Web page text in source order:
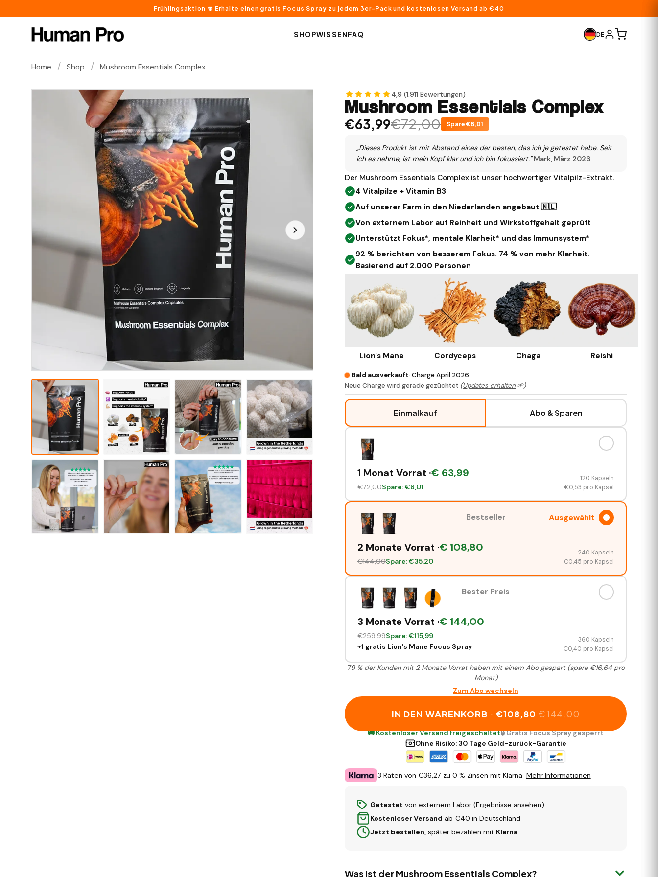
Frühlingsaktion 🍄 Erhalte einen gratis Focus Spray zu jedem 3er-Pack und kostenlosen Versand ab €40
SHOPWISSENFAQ DE
Home / Shop / Mushroom Essentials Complex
4,9 (1.911 Bewertungen)
Mushroom Essentials Complex
€63,99€72,00 Spare €8,01
„Dieses Produkt ist mit Abstand eines der besten, das ich je getestet habe. Seit
ich es nehme, ist mein Kopf klar und ich bin fokussiert."Mark, März 2026
Der Mushroom Essentials Complex ist unser hochwertiger Vitalpilz-Extrakt.
4 Vitalpilze + Vitamin B3
Auf unserer Farm in den Niederlanden angebaut 🇳🇱
Von externem Labor auf Reinheit und Wirkstoffgehalt geprüft
Unterstützt Fokus*, mentale Klarheit* und das Immunsystem*
92 % berichten von besserem Fokus. 74 % von mehr Klarheit.
Basierend auf 2.000 Personen
Lion's Mane Cordyceps Chaga Reishi
Bald ausverkauft· Charge April 2026
Neue Charge wird gerade gezüchtet (Updates erhalten 🌱)
Einmalkauf Abo & Sparen
1 Monat Vorrat ·€ 63,99
€72,00Spare: €8,01
120 Kapseln
€0,53 pro Kapsel
Bestseller Ausgewählt
2 Monate Vorrat ·€ 108,80
€144,00Spare: €35,20
240 Kapseln
€0,45 pro Kapsel
Bester Preis
3 Monate Vorrat ·€ 144,00
€259,99Spare: €115,99
+1 gratis Lion's Mane Focus Spray
360 Kapseln
€0,40 pro Kapsel
79 % der Kunden mit 2 Monate Vorrat haben mit einem Abo gespart (spare €16,64 pro
Monat)
Zum Abo wechseln
IN DEN WARENKORB · €108,80 €144,00
🚚 Kostenloser Versand freigeschaltet🔒 Gratis Focus Spray gesperrt
Ohne Risiko: 30 Tage Geld-zurück-Garantie
3 Raten von €36,27 zu 0 % Zinsen mit Klarna Mehr Informationen
Getestet von externem Labor (Ergebnisse ansehen)
Kostenloser Versand ab €40 in Deutschland
Jetzt bestellen, später bezahlen mit Klarna
Was ist der Mushroom Essentials Complex?